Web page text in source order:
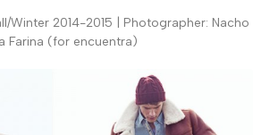
Winter 2014-2015 | Photographer: Nacho
Farina (for encuentra)